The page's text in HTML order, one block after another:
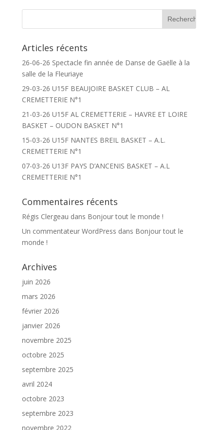
Articles récents
26-06-26 Spectacle fin année de Danse de Gaëlle à la
salle de la Fleuriaye
29-03-26 U15F BEAUJOIRE BASKET CLUB – AL
CREMETTERIE N°1
21-03-26 U15F AL CREMETTERIE – HAVRE ET LOIRE
BASKET – OUDON BASKET N°1
15-03-26 U15F NANTES BREIL BASKET – A.L.
CREMETTERIE N°1
07-03-26 U13F PAYS D’ANCENIS BASKET – A.L
CREMETTERIE N°1
Commentaires récents
Régis Clergeau dans Bonjour tout le monde !
Un commentateur WordPress dans Bonjour tout le
monde !
Archives
juin 2026
mars 2026
février 2026
janvier 2026
novembre 2025
octobre 2025
septembre 2025
avril 2024
octobre 2023
septembre 2023
novembre 2022